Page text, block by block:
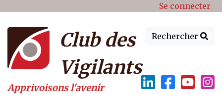
Menu du compte de Se connecter
Rechercher
Club des
Vigilants
Apprivoisons l'avenir